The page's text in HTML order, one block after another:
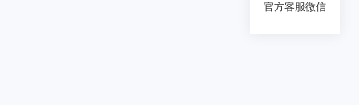
官方客服微信